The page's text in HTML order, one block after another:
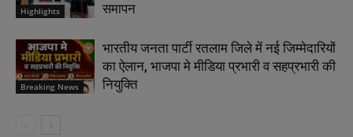
Highlights
समापन
Breaking News
भारतीय जनता पार्टी रतलाम जिले में नई जिम्मेदारियों
का ऐलान, भाजपा मे मीडिया प्रभारी व सहप्रभारी की
नियुक्ति